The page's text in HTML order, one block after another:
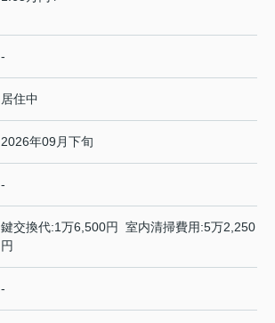
-
居住中
2026年09月下旬
-
鍵交換代:1万6,500円 室内清掃費用:5万2,250
円
-